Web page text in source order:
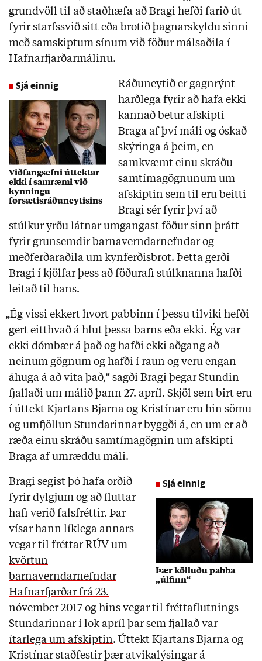
grundvöll til að staðhæfa að Bragi hefði farið út
fyrir starfssvið sitt eða brotið þagnarskyldu sinni
með samskiptum sínum við föður málsaðila í
Hafnarfjarðarmálinu.
Sjá einnig
Viðfangsefni úttektar
ekki í samræmi við
kynningu
forsætisráðuneytisins
Ráðuneytið er gagnrýnt
harðlega fyrir að hafa ekki
kannað betur afskipti
Braga af því máli og óskað
skýringa á þeim, en
samkvæmt einu skráðu
samtímagögnunum um
afskiptin sem til eru beitti
Bragi sér fyrir því að
stúlkur yrðu látnar umgangast föður sinn þrátt
fyrir grunsemdir barnaverndarnefndar og
meðferðaraðila um kynferðisbrot. Þetta gerði
Bragi í kjölfar þess að föðurafi stúlknanna hafði
leitað til hans.
„Ég vissi ekkert hvort pabbinn í þessu tilviki hefði
gert eitthvað á hlut þessa barns eða ekki. Ég var
ekki dómbær á það og hafði ekki aðgang að
neinum gögnum og hafði í raun og veru engan
áhuga á að vita það,“ sagði Bragi þegar Stundin
fjallaði um málið þann 27. apríl. Skjöl sem birt eru
í úttekt Kjartans Bjarna og Kristínar eru hin sömu
og umfjöllun Stundarinnar byggði á, en um er að
ræða einu skráðu samtímagögnin um afskipti
Braga af umræddu máli.
Sjá einnig
Þær kölluðu pabba
„úlfinn“
Bragi segist þó hafa orðið
fyrir dylgjum og að fluttar
hafi verið falsfréttir. Þar
vísar hann líklega annars
vegar til fréttar RÚV um
kvörtun
barnaverndarnefndar
Hafnarfjarðar frá 23.
nóvember 2017 og hins vegar til fréttaflutnings
Stundarinnar í lok apríl þar sem fjallað var
ítarlega um afskiptin. Úttekt Kjartans Bjarna og
Kristínar staðfestir þær atvikalýsingar á